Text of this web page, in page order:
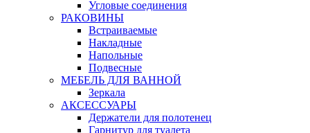
Угловые соединения
РАКОВИНЫ
Встраиваемые
Накладные
Напольные
Подвесные
МЕБЕЛЬ ДЛЯ ВАННОЙ
Зеркала
АКСЕССУАРЫ
Держатели для полотенец
Гарнитур для туалета